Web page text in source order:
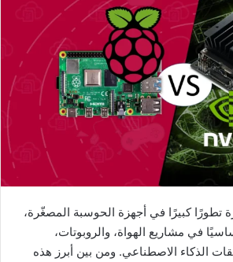
تطورًا كبيرًا في أجهزة الحوسبة المصغّرة،
في مشاريع الهواة، والروبوتات،
الذكاء الاصطناعي. ومن بين أبرز هذه